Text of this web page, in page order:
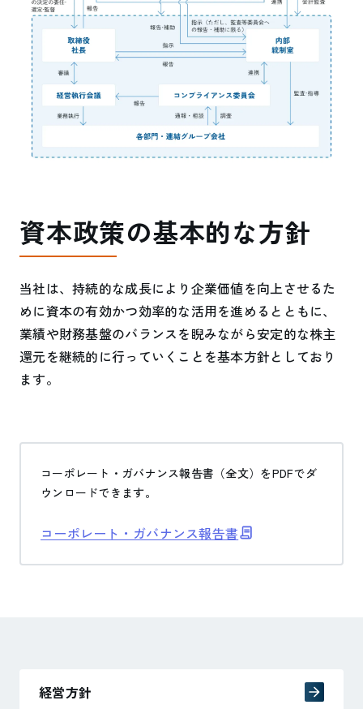
資本政策の基本的な方針
当社は、持続的な成長により企業価値を向上させるた
めに資本の有効かつ効率的な活用を進めるとともに、
業績や財務基盤のバランスを睨みながら安定的な株主
還元を継続的に行っていくことを基本方針としており
ます。
コーポレート・ガバナンス報告書の
コーポレート・ガバナンス報告書（全文）をPDFでダ
ウンロードできます。
コーポレート・ガバナンス報告書
IRコンテンツ一覧
経営方針